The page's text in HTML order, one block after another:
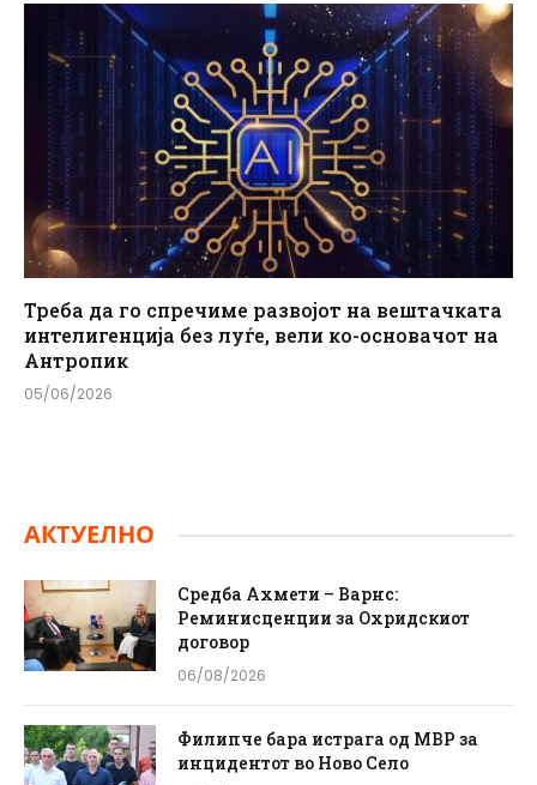
Треба да го спречиме развојот на вештачката
интелигенција без луѓе, вели ко-основачот на
Антропик
05/06/2026
АКТУЕЛНО
Средба Ахмети – Варнс:
Реминисценции за Охридскиот
договор
06/08/2026
Филипче бара истрага од МВР за
инцидентот во Ново Село